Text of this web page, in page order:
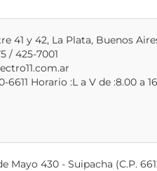
41 y 42, La Plata, Buenos
/ 425-7001
6611 Horario :L a V de :8.00 a
Mayo 430 - Suipacha (C.P.